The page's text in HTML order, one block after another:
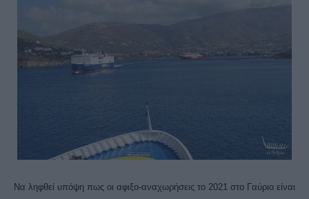
Να ληφθεί υπόψη πως οι αφιξο-αναχωρήσεις το 2021 στο Γαύριο είναι